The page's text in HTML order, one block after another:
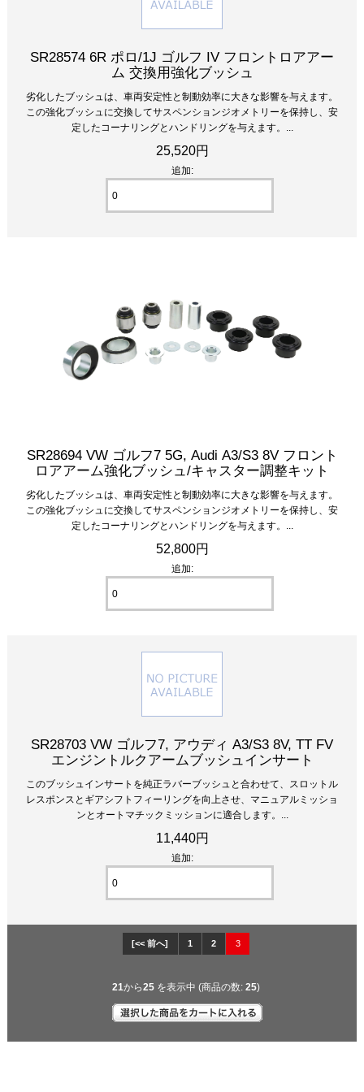
SR28574 6R ポロ/1J ゴルフ IV フロントロアアー
ム 交換用強化ブッシュ
劣化したブッシュは、車両安定性と制動効率に大きな影響を与えます。
この強化ブッシュに交換してサスペンションジオメトリーを保持し、安
定したコーナリングとハンドリングを与えます。...
25,520円
追加:
SR28694 VW ゴルフ7 5G, Audi A3/S3 8V フロント
ロアアーム強化ブッシュ/キャスター調整キット
劣化したブッシュは、車両安定性と制動効率に大きな影響を与えます。
この強化ブッシュに交換してサスペンションジオメトリーを保持し、安
定したコーナリングとハンドリングを与えます。...
52,800円
追加:
SR28703 VW ゴルフ7, アウディ A3/S3 8V, TT FV
エンジントルクアームブッシュインサート
このブッシュインサートを純正ラバーブッシュと合わせて、スロットル
レスポンスとギアシフトフィーリングを向上させ、マニュアルミッショ
ンとオートマチックミッションに適合します。...
11,440円
追加:
[<< 前へ] 1 2 3
21から25 を表示中 (商品の数: 25)